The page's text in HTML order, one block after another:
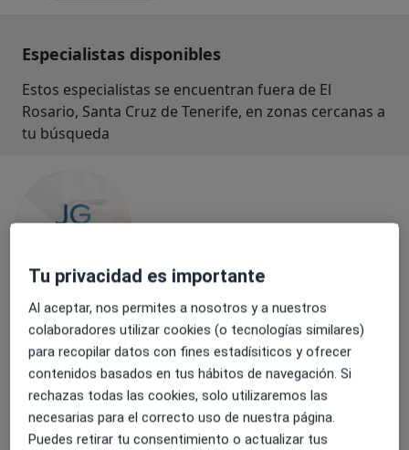
Especialistas disponibles
Estos especialistas se encuentran fuera de El
Rosario, Santa Cruz de Tenerife, en zonas cercanas a
tu búsqueda
Dra. Ayah Al Iraki De La Nuez
6 opiniones
Dirección Online
Tu privacidad es importante
Al aceptar, nos permites a nosotros y a nuestros
colaboradores utilizar cookies (o tecnologías similares)
para recopilar datos con fines estadísiticos y ofrecer
contenidos basados en tus hábitos de navegación. Si
rechazas todas las cookies, solo utilizaremos las
necesarias para el correcto uso de nuestra página.
Puedes retirar tu consentimiento o actualizar tus